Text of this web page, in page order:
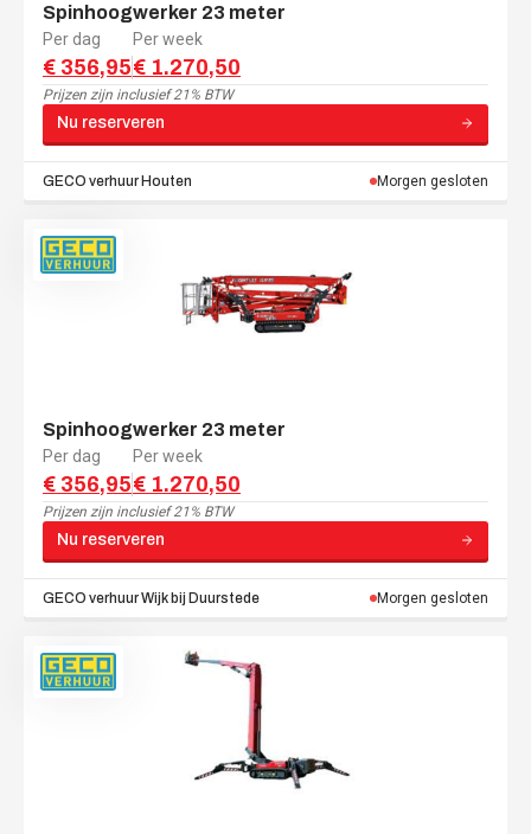
Spinhoogwerker 23 meter
Per dag
€ 356,95
Per week
€ 1.270,50
Prijzen zijn inclusief 21% BTW
Nu reserveren
GECO verhuurHouten Morgen gesloten
Spinhoogwerker 23 meter
Per dag
€ 356,95
Per week
€ 1.270,50
Prijzen zijn inclusief 21% BTW
Nu reserveren
GECO verhuurWijk bij Duurstede Morgen gesloten